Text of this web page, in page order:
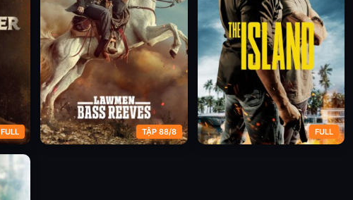
FULL TẬP 88/8 FULL